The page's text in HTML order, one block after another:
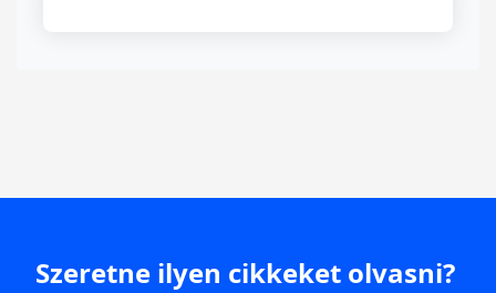
Szeretne ilyen cikkeket olvasni?